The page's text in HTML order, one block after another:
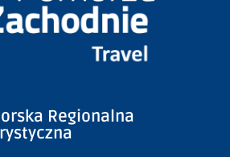
Regionalna